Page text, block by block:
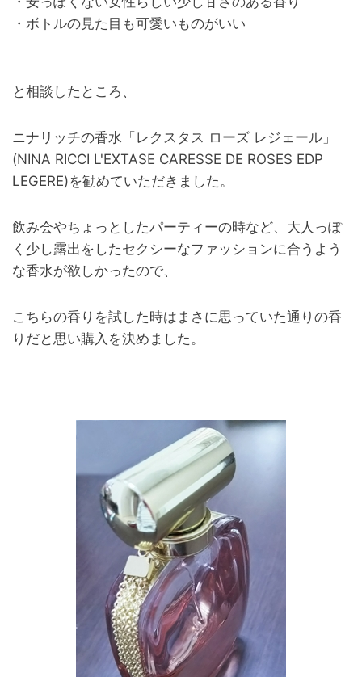
・ボトルの見た目も可愛いものがいい
と相談したところ、
ニナリッチの香水「レクスタス ローズ レジェール」
(NINA RICCI L'EXTASE CARESSE DE ROSES EDP
LEGERE)を勧めていただきました。
飲み会やちょっとしたパーティーの時など、大人っぽ
く少し露出をしたセクシーなファッションに合うよう
な香水が欲しかったので、
こちらの香りを試した時はまさに思っていた通りの香
りだと思い購入を決めました。